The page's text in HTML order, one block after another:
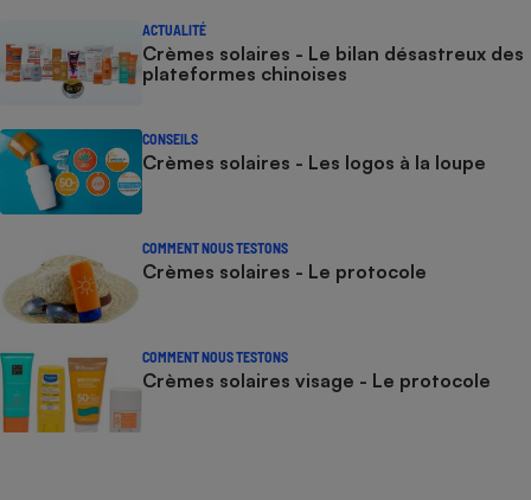
ACTUALITÉ
Crèmes solaires - Le bilan désastreux des
plateformes chinoises
CONSEILS
Crèmes solaires - Les logos à la loupe
COMMENT NOUS TESTONS
Crèmes solaires - Le protocole
COMMENT NOUS TESTONS
Crèmes solaires visage - Le protocole